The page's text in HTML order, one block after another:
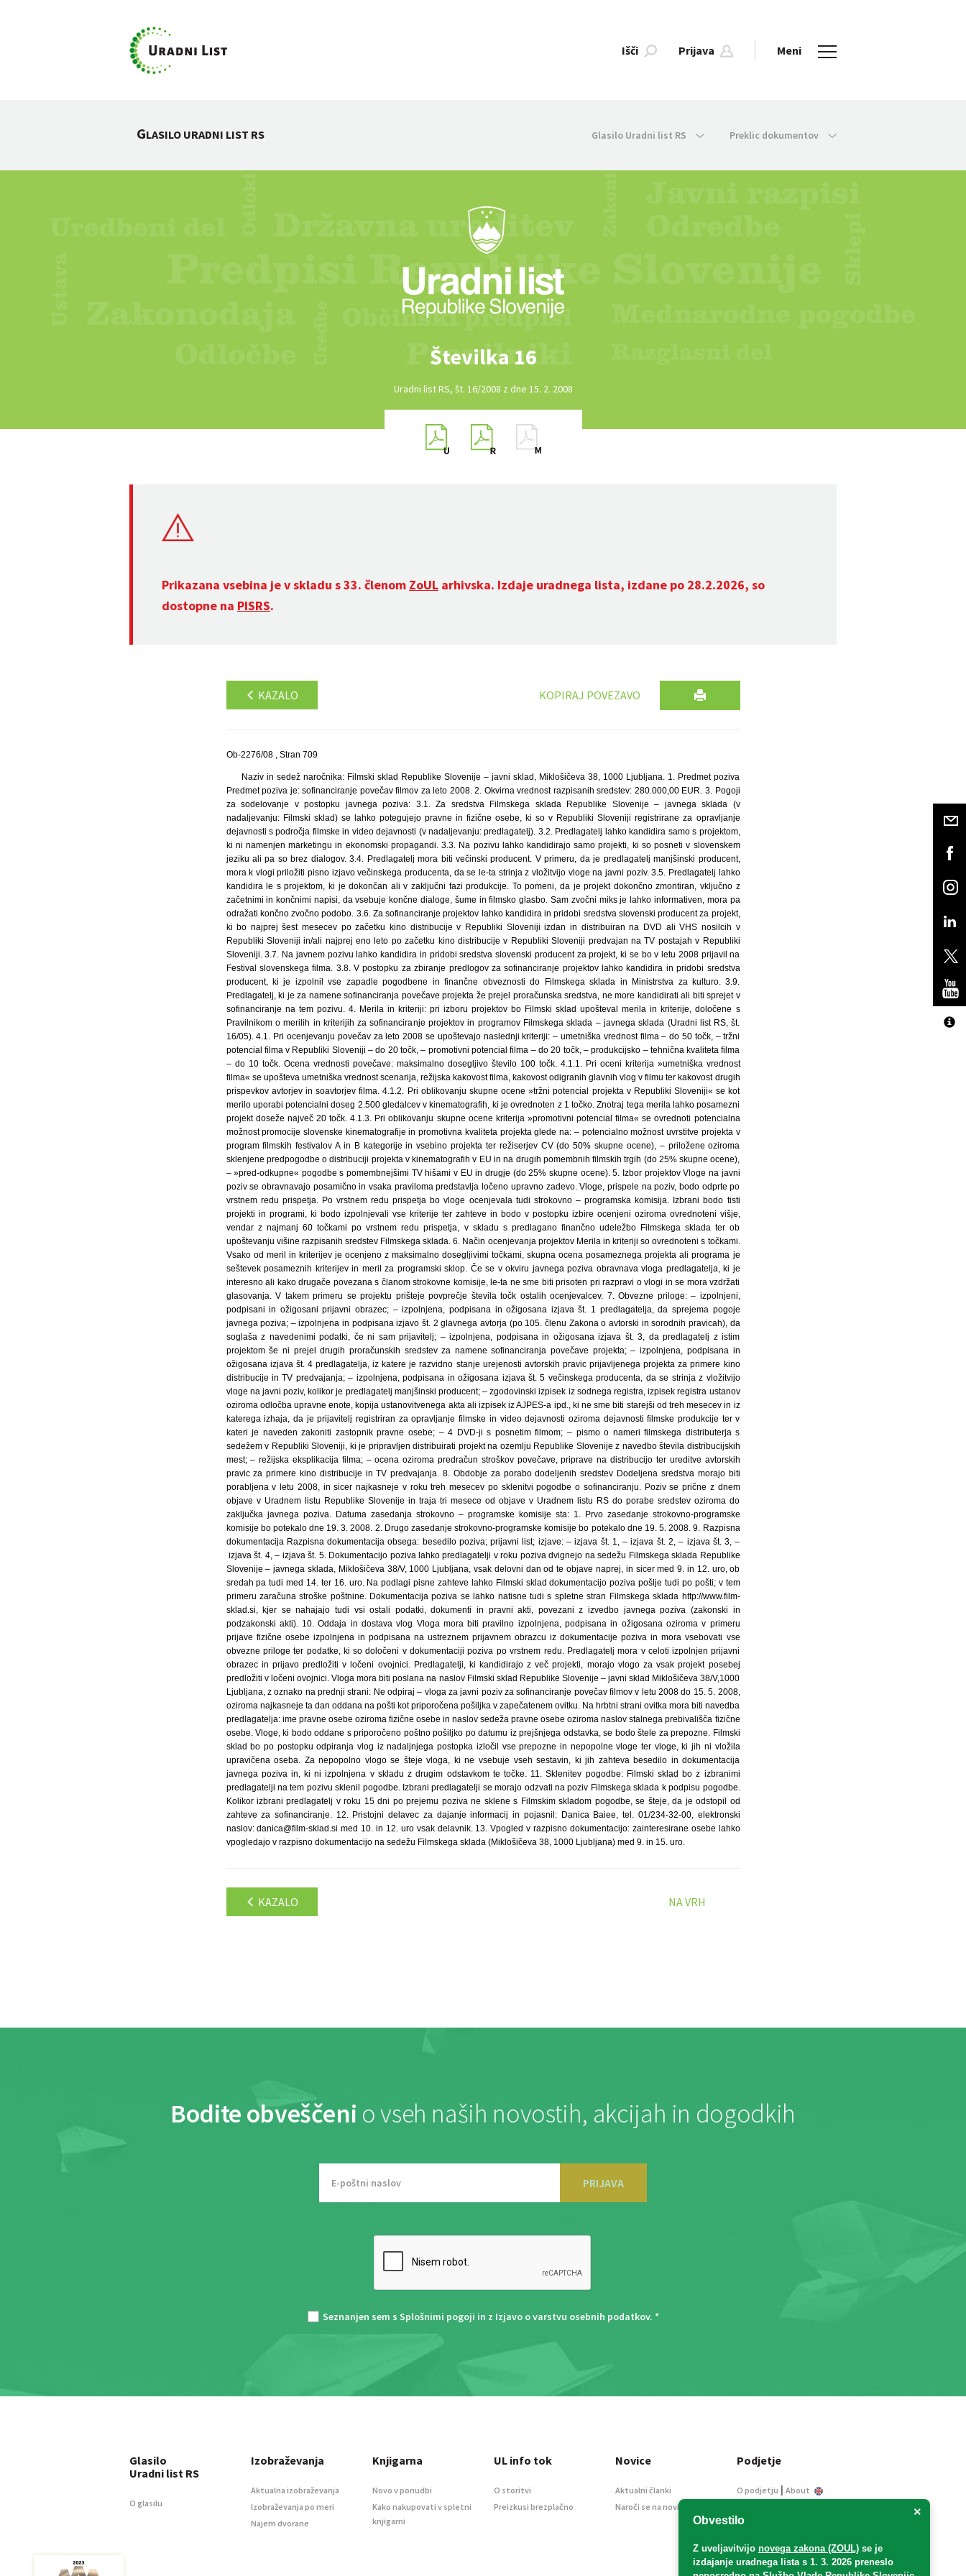
Išči Prijava Meni
GLASILO URADNI LIST RS Glasilo Uradni list RS Preklic dokumentov
Številka 16
Uradni list RS, št. 16/2008 z dne 15. 2. 2008
Prikazana vsebina je v skladu s 33. členom ZoUL arhivska. Izdaje uradnega lista, izdane po 28.2.2026, so
dostopne na PISRS.
KAZALO KOPIRAJ POVEZAVO
Ob-2276/08 , Stran 709
Naziv in sedež naročnika: Filmski sklad Republike Slovenije – javni sklad, Miklošičeva 38, 1000 Ljubljana. 1. Predmet poziva Predmet poziva je: sofinanciranje povečav filmov za leto 2008. 2. Okvirna vrednost razpisanih sredstev: 280.000,00 EUR. 3. Pogoji za sodelovanje v postopku javnega poziva: 3.1. Za sredstva Filmskega sklada Republike Slovenije – javnega sklada (v nadaljevanju: Filmski sklad) se lahko potegujejo pravne in fizične osebe, ki so v Republiki Sloveniji registrirane za opravljanje dejavnosti s področja filmske in video dejavnosti (v nadaljevanju: predlagatelj). 3.2. Predlagatelj lahko kandidira samo s projektom, ki ni namenjen marketingu in ekonomski propagandi. 3.3. Na pozivu lahko kandidirajo samo projekti, ki so posneti v slovenskem jeziku ali pa so brez dialogov. 3.4. Predlagatelj mora biti večinski producent. V primeru, da je predlagatelj manjšinski producent, mora k vlogi priložiti pisno izjavo večinskega producenta, da se le-ta strinja z vložitvijo vloge na javni poziv. 3.5. Predlagatelj lahko kandidira le s projektom, ki je dokončan ali v zaključni fazi produkcije. To pomeni, da je projekt dokončno zmontiran, vključno z začetnimi in končnimi napisi, da vsebuje končne dialoge, šume in filmsko glasbo. Sam zvočni miks je lahko informativen, mora pa odražati končno zvočno podobo. 3.6. Za sofinanciranje projektov lahko kandidira in pridobi sredstva slovenski producent za projekt, ki bo najprej šest mesecev po začetku kino distribucije v Republiki Sloveniji izdan in distribuiran na DVD ali VHS nosilcih v Republiki Sloveniji in/ali najprej eno leto po začetku kino distribucije v Republiki Sloveniji predvajan na TV postajah v Republiki Sloveniji. 3.7. Na javnem pozivu lahko kandidira in pridobi sredstva slovenski producent za projekt, ki se bo v letu 2008 prijavil na Festival slovenskega filma. 3.8. V postopku za zbiranje predlogov za sofinanciranje projektov lahko kandidira in pridobi sredstva producent, ki je izpolnil vse zapadle pogodbene in finančne obveznosti do Filmskega sklada in Ministrstva za kulturo. 3.9. Predlagatelj, ki je za namene sofinanciranja povečave projekta že prejel proračunska sredstva, ne more kandidirati ali biti sprejet v sofinanciranje na tem pozivu. 4. Merila in kriteriji: pri izboru projektov bo Filmski sklad upošteval merila in kriterije, določene s Pravilnikom o merilih in kriterijih za sofinanciranje projektov in programov Filmskega sklada – javnega sklada (Uradni list RS, št. 16/05). 4.1. Pri ocenjevanju povečav za leto 2008 se upoštevajo naslednji kriteriji: – umetniška vrednost filma – do 50 točk, – tržni potencial filma v Republiki Sloveniji – do 20 točk, – promotivni potencial filma – do 20 točk, – produkcijsko – tehnična kvaliteta filma – do 10 točk. Ocena vrednosti povečave: maksimalno dosegljivo število 100 točk. 4.1.1. Pri oceni kriterija »umetniška vrednost filma« se upošteva umetniška vrednost scenarija, režijska kakovost filma, kakovost odigranih glavnih vlog v filmu ter kakovost drugih prispevkov avtorjev in soavtorjev filma. 4.1.2. Pri oblikovanju skupne ocene »tržni potencial projekta v Republiki Sloveniji« se kot merilo uporabi potencialni doseg 2.500 gledalcev v kinematografih, ki je ovrednoten z 1 točko. Znotraj tega merila lahko posamezni projekt doseže največ 20 točk. 4.1.3. Pri oblikovanju skupne ocene kriterija »promotivni potencial filma« se ovrednoti potencialna možnost promocije slovenske kinematografije in promotivna kvaliteta projekta glede na: – potencialno možnost uvrstitve projekta v program filmskih festivalov A in B kategorije in vsebino projekta ter režiserjev CV (do 50% skupne ocene), – priložene oziroma sklenjene predpogodbe o distribuciji projekta v kinematografih v EU in na drugih pomembnih filmskih trgih (do 25% skupne ocene), – »pred-odkupne« pogodbe s pomembnejšimi TV hišami v EU in drugje (do 25% skupne ocene). 5. Izbor projektov Vloge na javni poziv se obravnavajo posamično in vsaka praviloma predstavlja ločeno upravno zadevo. Vloge, prispele na poziv, bodo odprte po vrstnem redu prispetja. Po vrstnem redu prispetja bo vloge ocenjevala tudi strokovno – programska komisija. Izbrani bodo tisti projekti in programi, ki bodo izpolnjevali vse kriterije ter zahteve in bodo v postopku izbire ocenjeni oziroma ovrednoteni višje, vendar z najmanj 60 točkami po vrstnem redu prispetja, v skladu s predlagano finančno udeležbo Filmskega sklada ter ob upoštevanju višine razpisanih sredstev Filmskega sklada. 6. Način ocenjevanja projektov Merila in kriteriji so ovrednoteni s točkami. Vsako od meril in kriterijev je ocenjeno z maksimalno dosegljivimi točkami, skupna ocena posameznega projekta ali programa je seštevek posameznih kriterijev in meril za programski sklop. Če se v okviru javnega poziva obravnava vloga predlagatelja, ki je interesno ali kako drugače povezana s članom strokovne komisije, le-ta ne sme biti prisoten pri razpravi o vlogi in se mora vzdržati glasovanja. V takem primeru se projektu prišteje povprečje števila točk ostalih ocenjevalcev. 7. Obvezne priloge: – izpolnjeni, podpisani in ožigosani prijavni obrazec; – izpolnjena, podpisana in ožigosana izjava št. 1 predlagatelja, da sprejema pogoje javnega poziva; – izpolnjena in podpisana izjavo št. 2 glavnega avtorja (po 105. členu Zakona o avtorski in sorodnih pravicah), da soglaša z navedenimi podatki, če ni sam prijavitelj; – izpolnjena, podpisana in ožigosana izjava št. 3, da predlagatelj z istim projektom še ni prejel drugih proračunskih sredstev za namene sofinanciranja povečave projekta; – izpolnjena, podpisana in ožigosana izjava št. 4 predlagatelja, iz katere je razvidno stanje urejenosti avtorskih pravic prijavljenega projekta za primere kino distribucije in TV predvajanja; – izpolnjena, podpisana in ožigosana izjava št. 5 večinskega producenta, da se strinja z vložitvijo vloge na javni poziv, kolikor je predlagatelj manjšinski producent; – zgodovinski izpisek iz sodnega registra, izpisek registra ustanov oziroma odločba upravne enote, kopija ustanovitvenega akta ali izpisek iz AJPES-a ipd., ki ne sme biti starejši od treh mesecev in iz katerega izhaja, da je prijavitelj registriran za opravljanje filmske in video dejavnosti oziroma dejavnosti filmske produkcije ter v kateri je naveden zakoniti zastopnik pravne osebe; – 4 DVD-ji s posnetim filmom; – pismo o nameri filmskega distributerja s sedežem v Republiki Sloveniji, ki je pripravljen distribuirati projekt na ozemlju Republike Slovenije z navedbo števila distribucijskih mest; – režijska eksplikacija filma; – ocena oziroma predračun stroškov povečave, priprave na distribucijo ter ureditve avtorskih pravic za primere kino distribucije in TV predvajanja. 8. Obdobje za porabo dodeljenih sredstev Dodeljena sredstva morajo biti porabljena v letu 2008, in sicer najkasneje v roku treh mesecev po sklenitvi pogodbe o sofinanciranju. Poziv se prične z dnem objave v Uradnem listu Republike Slovenije in traja tri mesece od objave v Uradnem listu RS do porabe sredstev oziroma do zaključka javnega poziva. Datuma zasedanja strokovno – programske komisije sta: 1. Prvo zasedanje strokovno-programske komisije bo potekalo dne 19. 3. 2008. 2. Drugo zasedanje strokovno-programske komisije bo potekalo dne 19. 5. 2008. 9. Razpisna dokumentacija Razpisna dokumentacija obsega: besedilo poziva; prijavni list; izjave: – izjava št. 1, – izjava št. 2, – izjava št. 3, – izjava št. 4, – izjava št. 5. Dokumentacijo poziva lahko predlagatelji v roku poziva dvignejo na sedežu Filmskega sklada Republike Slovenije – javnega sklada, Miklošičeva 38/V, 1000 Ljubljana, vsak delovni dan od te objave naprej, in sicer med 9. in 12. uro, ob sredah pa tudi med 14. ter 16. uro. Na podlagi pisne zahteve lahko Filmski sklad dokumentacijo poziva pošlje tudi po pošti; v tem primeru zaračuna stroške poštnine. Dokumentacija poziva se lahko natisne tudi s spletne stran Filmskega sklada http://www.film-sklad.si, kjer se nahajajo tudi vsi ostali podatki, dokumenti in pravni akti, povezani z izvedbo javnega poziva (zakonski in podzakonski akti). 10. Oddaja in dostava vlog Vloga mora biti pravilno izpolnjena, podpisana in ožigosana oziroma v primeru prijave fizične osebe izpolnjena in podpisana na ustreznem prijavnem obrazcu iz dokumentacije poziva in mora vsebovati vse obvezne priloge ter podatke, ki so določeni v dokumentaciji poziva po vrstnem redu. Predlagatelj mora v celoti izpolnjen prijavni obrazec in prijavo predložiti v ločeni ovojnici. Predlagatelji, ki kandidirajo z več projekti, morajo vlogo za vsak projekt posebej predložiti v ločeni ovojnici. Vloga mora biti poslana na naslov Filmski sklad Republike Slovenije – javni sklad Miklošičeva 38/V,1000 Ljubljana, z oznako na prednji strani: Ne odpiraj – vloga za javni poziv za sofinanciranje povečav filmov v letu 2008 do 15. 5. 2008, oziroma najkasneje ta dan oddana na pošti kot priporočena pošiljka v zapečatenem ovitku. Na hrbtni strani ovitka mora biti navedba predlagatelja: ime pravne osebe oziroma fizične osebe in naslov sedeža pravne osebe oziroma naslov stalnega prebivališča fizične osebe. Vloge, ki bodo oddane s priporočeno poštno pošiljko po datumu iz prejšnjega odstavka, se bodo štele za prepozne. Filmski sklad bo po postopku odpiranja vlog iz nadaljnjega postopka izločil vse prepozne in nepopolne vloge ter vloge, ki jih ni vložila upravičena oseba. Za nepopolno vlogo se šteje vloga, ki ne vsebuje vseh sestavin, ki jih zahteva besedilo in dokumentacija javnega poziva in, ki ni izpolnjena v skladu z drugim odstavkom te točke. 11. Sklenitev pogodbe: Filmski sklad bo z izbranimi predlagatelji na tem pozivu sklenil pogodbe. Izbrani predlagatelji se morajo odzvati na poziv Filmskega sklada k podpisu pogodbe. Kolikor izbrani predlagatelj v roku 15 dni po prejemu poziva ne sklene s Filmskim skladom pogodbe, se šteje, da je odstopil od zahteve za sofinanciranje. 12. Pristojni delavec za dajanje informacij in pojasnil: Danica Baiee, tel. 01/234-32-00, elektronski naslov: danica@film-sklad.si med 10. in
KAZALO NA VRH
Bodite obveščeni o vseh naših novostih, akcijah in dogodkih
PRIJAVA
Seznanjen sem s Splošnimi pogoji in z Izjavo o varstvu osebnih podatkov. *
×
Obvestilo
Z uveljavitvijo novega zakona (ZOUL) se je
izdajanje uradnega lista s 1. 3. 2026 preneslo
Glasilo
Uradni list RS
O glasilu
Izobraževanja
Aktualna izobraževanja
Izobraževanja po meri
Najem dvorane
Knjigarna
Novo v ponudbi
Kako nakupovati v spletni
knjigarni
UL info tok
O storitvi
Preizkusi brezplačno
Novice
Aktualni članki
Naroči se na novice
Podjetje
O podjetju | About
Informacije javnega
Oglaševanje
Splošni pogoji